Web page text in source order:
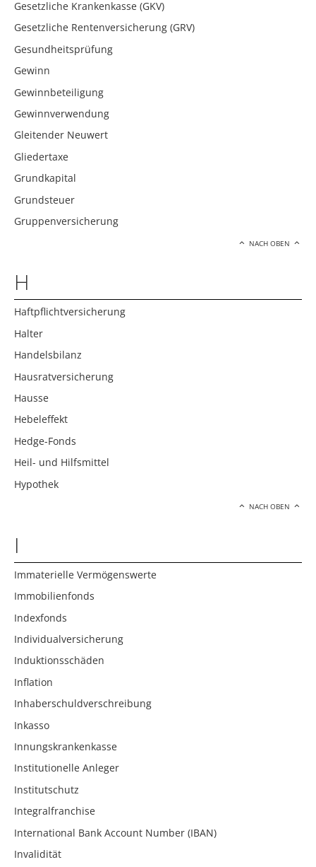
Gesetzliche Krankenkasse (GKV)
Gesetzliche Rentenversicherung (GRV)
Gesundheitsprüfung
Gewinn
Gewinnbeteiligung
Gewinnverwendung
Gleitender Neuwert
Gliedertaxe
Grundkapital
Grundsteuer
Gruppenversicherung
NACH OBEN
H
Haftpflichtversicherung
Halter
Handelsbilanz
Hausratversicherung
Hausse
Hebeleffekt
Hedge-Fonds
Heil- und Hilfsmittel
Hypothek
NACH OBEN
I
Immaterielle Vermögenswerte
Immobilienfonds
Indexfonds
Individualversicherung
Induktionsschäden
Inflation
Inhaberschuldverschreibung
Inkasso
Innungskrankenkasse
Institutionelle Anleger
Institutschutz
Integralfranchise
International Bank Account Number (IBAN)
Invalidität